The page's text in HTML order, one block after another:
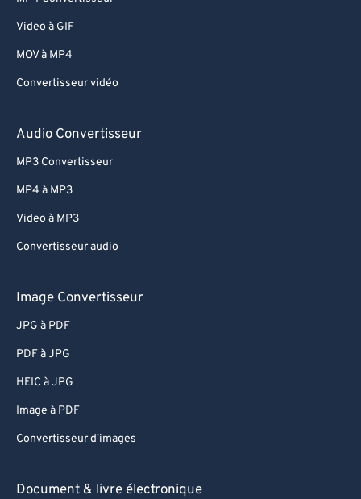
Video à GIF
MOV à MP4
Convertisseur vidéo
Audio Convertisseur
MP3 Convertisseur
MP4 à MP3
Video à MP3
Convertisseur audio
Image Convertisseur
JPG à PDF
PDF à JPG
HEIC à JPG
Image à PDF
Convertisseur d'images
Document & livre électronique